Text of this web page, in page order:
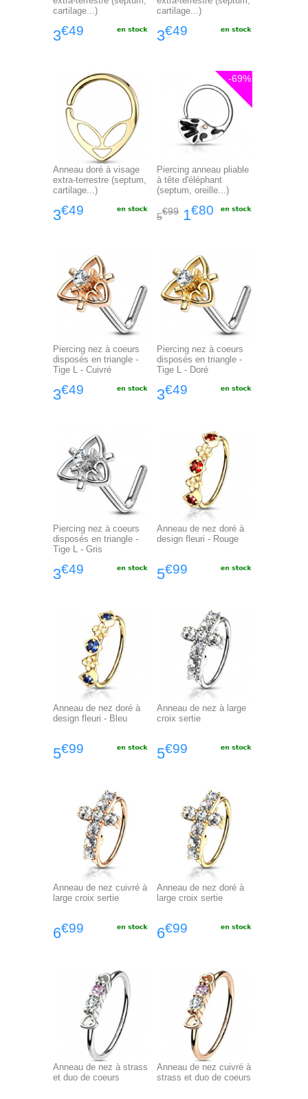
cartilage...)
3€49
cartilage...)
3€49
Anneau doré à visage
extra-terrestre (septum,
cartilage...)
3€49
Piercing anneau pliable
à tête d'éléphant
(septum, oreille...)
5
€99 1€80
-69%
Piercing nez à coeurs
disposés en triangle -
Tige L - Cuivré
3€49
Piercing nez à coeurs
disposés en triangle -
Tige L - Doré
3€49
Piercing nez à coeurs
disposés en triangle -
Tige L - Gris
3€49
Anneau de nez doré à
design fleuri - Rouge
5€99
Anneau de nez doré à
design fleuri - Bleu
5€99
Anneau de nez à large
croix sertie
5€99
Anneau de nez cuivré à
large croix sertie
6€99
Anneau de nez doré à
large croix sertie
6€99
Anneau de nez à strass
et duo de coeurs
Anneau de nez cuivré à
strass et duo de coeurs